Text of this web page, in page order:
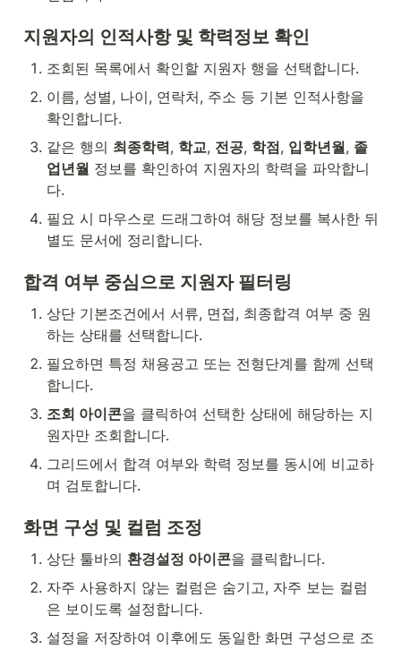
지원자의 인적사항 및 학력정보 확인
조회된 목록에서 확인할 지원자 행을 선택합니다.
이름, 성별, 나이, 연락처, 주소 등 기본 인적사항을
확인합니다.
같은 행의 최종학력, 학교, 전공, 학점, 입학년월, 졸
업년월 정보를 확인하여 지원자의 학력을 파악합니
다.
필요 시 마우스로 드래그하여 해당 정보를 복사한 뒤
별도 문서에 정리합니다.
합격 여부 중심으로 지원자 필터링
상단 기본조건에서 서류, 면접, 최종합격 여부 중 원
하는 상태를 선택합니다.
필요하면 특정 채용공고 또는 전형단계를 함께 선택
합니다.
조회 아이콘을 클릭하여 선택한 상태에 해당하는 지
원자만 조회합니다.
그리드에서 합격 여부와 학력 정보를 동시에 비교하
며 검토합니다.
화면 구성 및 컬럼 조정
상단 툴바의 환경설정 아이콘을 클릭합니다.
자주 사용하지 않는 컬럼은 숨기고, 자주 보는 컬럼
은 보이도록 설정합니다.
설정을 저장하여 이후에도 동일한 화면 구성으로 조